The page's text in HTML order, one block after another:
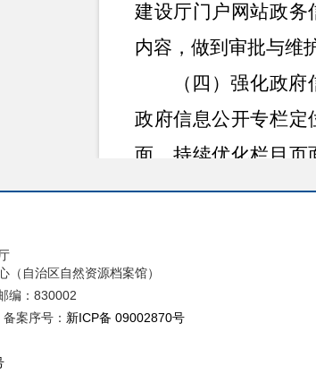
建设厅门户网站政务
内容，做到审批与维
（四）强化政
政府信息公开专栏定
面。持续优化栏目页
等涉及企业与群众切
展，全链条加强政府
（自治区自然资源档案馆）
编：830002
备案序号： 新ICP备 09002870号